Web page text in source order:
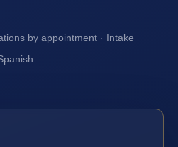
by appointment · Intake